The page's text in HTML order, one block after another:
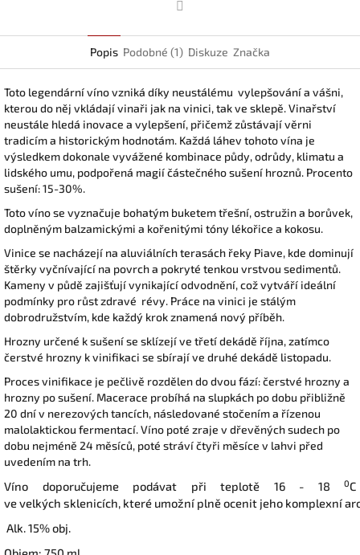
Popis Podobné (1) Diskuze Značka
Toto legendární víno vzniká díky neustálému vylepšování a vášni,
kterou do něj vkládají vinaři jak na vinici, tak ve sklepě. Vinařství
neustále hledá inovace a vylepšení, přičemž zůstávají věrni
tradicím a historickým hodnotám. Každá láhev tohoto vína je
výsledkem dokonale vyvážené kombinace půdy, odrůdy, klimatu a
lidského umu, podpořená magií částečného sušení hroznů. Procento
sušení: 15-30%.
Toto víno se vyznačuje bohatým buketem třešní, ostružin a borůvek,
doplněným balzamickými a kořenitými tóny lékořice a kokosu.
Vinice se nacházejí na aluviálních terasách řeky Piave, kde dominují
štěrky vyčnívající na povrch a pokryté tenkou vrstvou sedimentů.
Kameny v půdě zajišťují vynikající odvodnění, což vytváří ideální
podmínky pro růst zdravé révy. Práce na vinici je stálým
dobrodružstvím, kde každý krok znamená nový příběh.
Hrozny určené k sušení se sklízejí ve třetí dekádě října, zatímco
čerstvé hrozny k vinifikaci se sbírají ve druhé dekádě listopadu.
Proces vinifikace je pečlivě rozdělen do dvou fází: čerstvé hrozny a
hrozny po sušení. Macerace probíhá na slupkách po dobu přibližně
20 dní v nerezových tancích, následované stočením a řízenou
malolaktickou fermentací. Víno poté zraje v dřevěných sudech po
dobu nejméně 24 měsíců, poté stráví čtyři měsíce v lahvi před
uvedením na trh.
Víno doporučujeme podávat při teplotě 16 - 18 0C
vevelkých sklenicích, které umožní plněocenit jeho komplexní
Alk. 15% obj.